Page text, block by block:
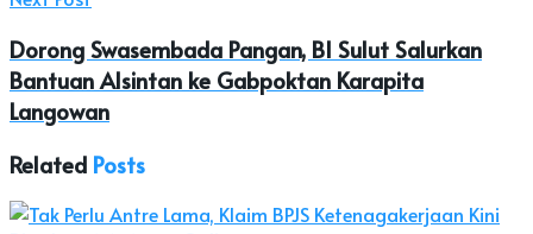
Dorong Swasembada Pangan, BI Sulut Salurkan
Bantuan Alsintan ke Gabpoktan Karapita
Langowan
Related Posts